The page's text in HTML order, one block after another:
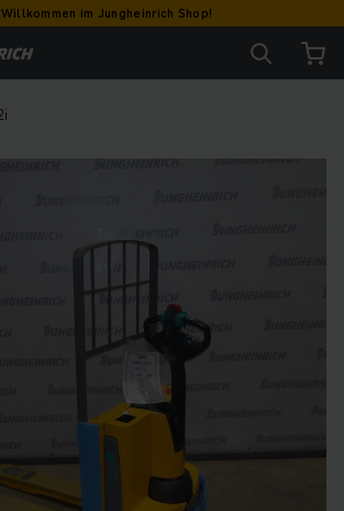
Willkommen im Jungheinrich Shop!